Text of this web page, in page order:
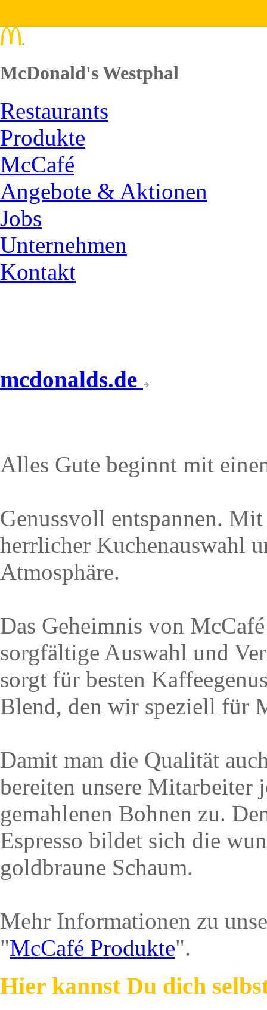
McDonald's Westphal
Restaurants
Produkte
McCafé
Angebote & Aktionen
Jobs
Unternehmen
Kontakt
mcdonalds.de
Alles Gute beginnt mit
Genussvoll entspannen.
herrlicher Kuchenauswahl
Atmosphäre.
Das Geheimnis von
sorgfältige Auswahl und
sorgt für besten
Blend, den wir speziell für
Damit man die Qualität
bereiten unsere Mitarbeiter
gemahlenen Bohnen zu.
Espresso bildet sich die
goldbraune Schaum.
Mehr Informationen zu
"McCafé Produkte".
Hier kannst Du dich